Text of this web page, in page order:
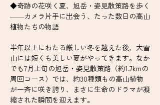
◆奇跡の花咲く夏、旭岳・姿見散策路を歩く
――カメラ片手に出会う、たった数日の高山
植物たちの物語
半年以上にわたる厳しい冬を越えた後、大雪
山には短くも美しい夏がやってきます。なか
でも7月上旬の旭岳・姿見散策路（約1.7kmの
周回コース）では、約30種類もの高山植物
が一斉に咲き誇り、まさに生命のドラマが凝
縮された瞬間を迎えます。